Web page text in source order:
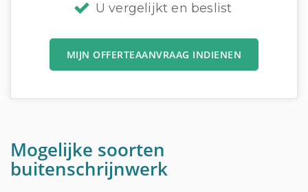
U vergelijkt en beslist
MIJN OFFERTEAANVRAAG INDIENEN
Mogelijke soorten
buitenschrijnwerk